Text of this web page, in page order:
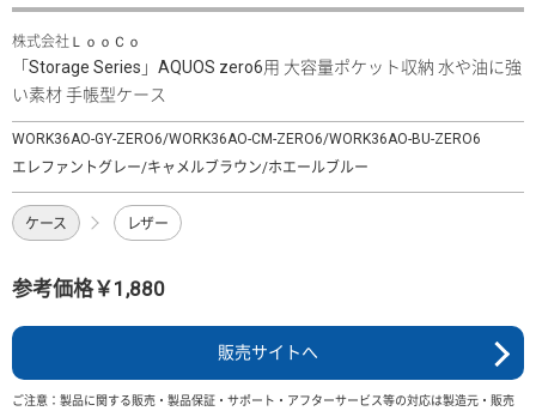
株式会社ＬｏｏＣｏ
「Storage Series」AQUOS zero6用 大容量ポケット収納 水や油に強
い素材 手帳型ケース
WORK36AO-GY-ZERO6/WORK36AO-CM-ZERO6/WORK36AO-BU-ZERO6
エレファントグレー/キャメルブラウン/ホエールブルー
ケース レザー
参考価格￥1,880
販売サイトへ
ご注意：製品に関する販売・製品保証・サポート・アフターサービス等の対応は製造元・販売